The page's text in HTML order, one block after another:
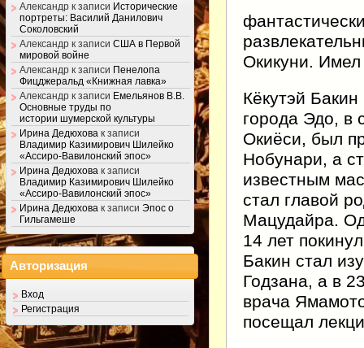
Окикуни.
Кёкутэй
города Эдо, в
Окиёси, был
Нобунари, а
известным
стал главой
Мацудайра.
14 лет
Бакин стал
Годзана, а в
врача
посещал
Александр к записи Исторические
портреты: Василий Данилович
Соколовский
Александр к записи США в Первой
мировой войне
Александр к записи Пенелопа
Фицджеральд «Книжная лавка»
Александр к записи Емельянов В.В.
Основные труды по
истории шумерской культуры
Ирина Дедюхова к записи
Владимир Казимирович Шилейко
«Ассиро-Вавилонский эпос»
Ирина Дедюхова к записи
Владимир Казимирович Шилейко
«Ассиро-Вавилонский эпос»
Ирина Дедюхова к записи Эпос о
Гильгамеше
Авторизация
Вход
Регистрация